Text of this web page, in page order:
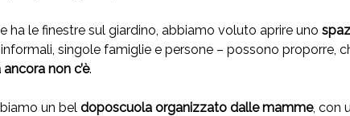
ha le finestre sul giardino, abbiamo voluto aprire uno
singole famiglie e persone – possono proporre,
non c’è.
un bel doposcuola organizzato dalle mamme, con